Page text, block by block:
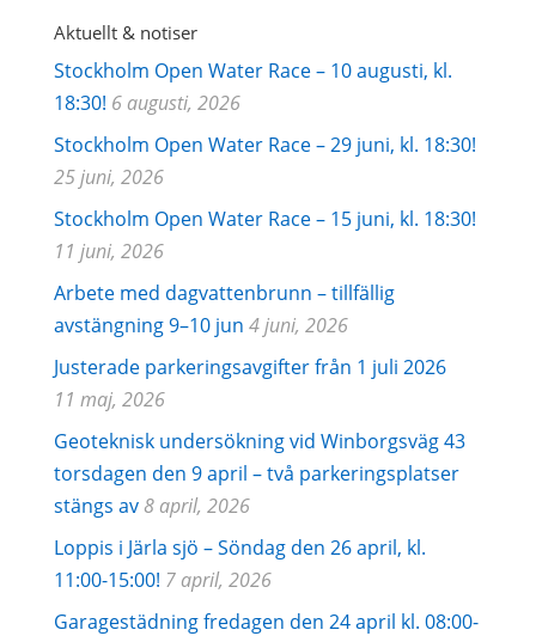
Aktuellt & notiser
Stockholm Open Water Race – 10 augusti, kl.
18:30! 6 augusti, 2026
Stockholm Open Water Race – 29 juni, kl. 18:30!
25 juni, 2026
Stockholm Open Water Race – 15 juni, kl. 18:30!
11 juni, 2026
Arbete med dagvattenbrunn – tillfällig
avstängning 9–10 jun 4 juni, 2026
Justerade parkeringsavgifter från 1 juli 2026
11 maj, 2026
Geoteknisk undersökning vid Winborgsväg 43
torsdagen den 9 april – två parkeringsplatser
stängs av 8 april, 2026
Loppis i Järla sjö – Söndag den 26 april, kl.
11:00-15:00! 7 april, 2026
Garagestädning fredagen den 24 april kl. 08:00-